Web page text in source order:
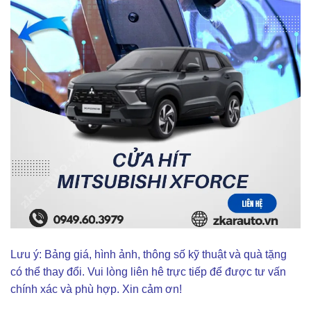
Lưu ý: Bảng giá, hình ảnh, thông số kỹ thuật và quà tặng
có thể thay đổi. Vui lòng liên hê trực tiếp để được tư vấn
chính xác và phù hợp. Xin cảm ơn!